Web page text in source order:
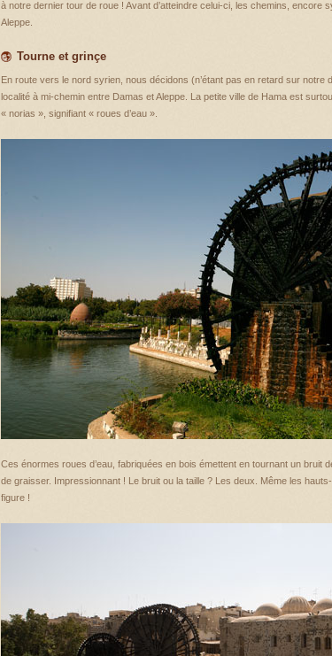
à notre dernier tour de roue ! Avant d’atteindre celui-ci, les chemins, encore
Aleppe.
Tourne et grinçe
En route vers le nord syrien, nous décidons (n’étant pas en retard sur notre
localité à mi-chemin entre Damas et Aleppe. La petite ville de Hama est
« norias », signifiant « roues d’eau ».
Ces énormes roues d’eau, fabriquées en bois émettent en tournant un bruit
de graisser. Impressionnant ! Le bruit ou la taille ? Les deux. Même les
figure !